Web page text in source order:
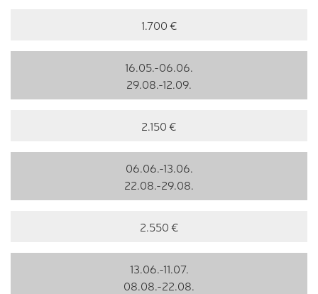
1.700 €
16.05.-06.06.
29.08.-12.09.
2.150 €
06.06.-13.06.
22.08.-29.08.
2.550 €
13.06.-11.07.
08.08.-22.08.